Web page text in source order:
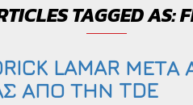
TAGGED AS:
LAMAR
ΑΠΟ ΤΗΝ TDE